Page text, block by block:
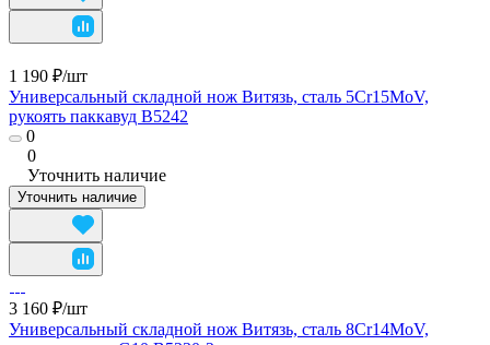
1 190 ₽/шт
Универсальный складной нож Витязь, сталь 5Cr15MoV,
рукоять паккавуд B5242
0
0
Уточнить наличие
Уточнить наличие
3 160 ₽/шт
Универсальный складной нож Витязь, сталь 8Cr14MoV,